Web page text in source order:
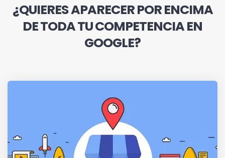
¿QUIERES APARECER POR ENCIMA
DE TODA TU COMPETENCIA EN
GOOGLE?